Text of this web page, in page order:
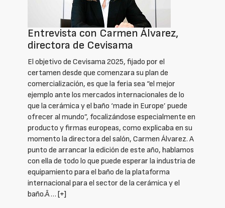
Entrevista con Carmen Álvarez,
directora de Cevisama
El objetivo de Cevisama 2025, fijado por el
certamen desde que comenzara su plan de
comercialización, es que la feria sea “el mejor
ejemplo ante los mercados internacionales de lo
que la cerámica y el baño ‘made in Europe’ puede
ofrecer al mundo”, focalizándose especialmente en
producto y firmas europeas, como explicaba en su
momento la directora del salón, Carmen Álvarez. A
punto de arrancar la edición de este año, hablamos
con ella de todo lo que puede esperar la industria de
equipamiento para el baño de la plataforma
internacional para el sector de la cerámica y el
baño.Â … [+]